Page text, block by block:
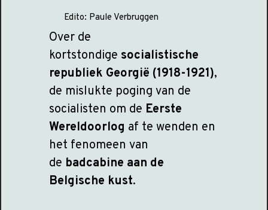
Edito: Paule Verbruggen
Over de
kortstondige socialistische
republiek Georgië (1918-1921),
de mislukte poging van de
socialisten om de Eerste
Wereldoorlog af te wenden en
het fenomeen van
de badcabine aan de
Belgische kust.